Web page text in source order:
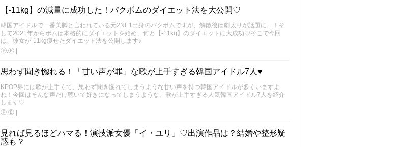
【-11kg】の減量に成功した！パクボムのダイエット法を大公開♡
韓国アイドルで一番美脚と言われている元2NE1出身のパクボムですが、解散後は劇太りが話題に…！そ
して2021年からボムは本格的にダイエットを始め、何と【-11kg】のダイエットに大成功♡そこで今回
は、彼女が-11kg痩せたダイエット法を公開します♪
Ⓟ.Ⓔ|
思わず聞き惚れる！「甘い声が罪」な歌が上手すぎる韓国アイドル7人♥
KPOP界には歌が上手くて、思わず聞き惚れてしまうような甘い声を持つ韓国アイドルが多くいますよ
ね！今回はそんな声だけ聴いて好きになってしまうような、歌が上手すぎる人気韓国アイドル7人を紹介
します♡
Ⓟ.Ⓔ|
見れば見るほどハマる！演技派女優「イ・ユリ」♡出演作品は？結婚や整形疑
惑も？